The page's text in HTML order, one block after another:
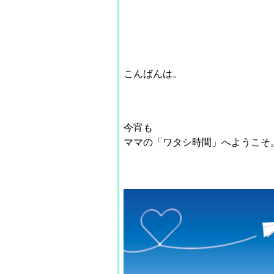
こんばんは。
今宵も
ママの 「ワタシ時間」 へようこそ